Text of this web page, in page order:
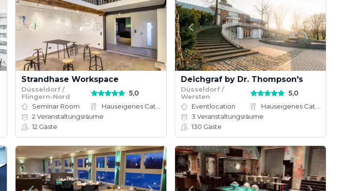
Strandhase Workspace
Düsseldorf /
Flingern-Nord
5,0
Seminar Room
2 Veranstaltungsräume
12 Gäste
Deichgraf by Dr. Thompson's
Düsseldorf /
Wersten
5,0
Eventlocation
3 Veranstaltungsräume
130 Gäste